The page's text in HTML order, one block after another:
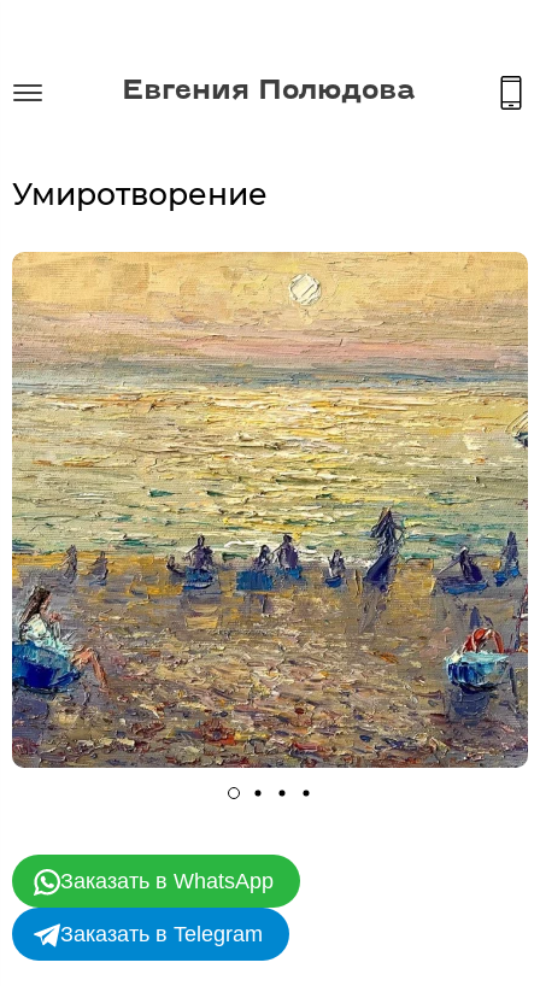
Евгения Полюдова
Умиротворение
Заказать в WhatsApp
Заказать в Telegram